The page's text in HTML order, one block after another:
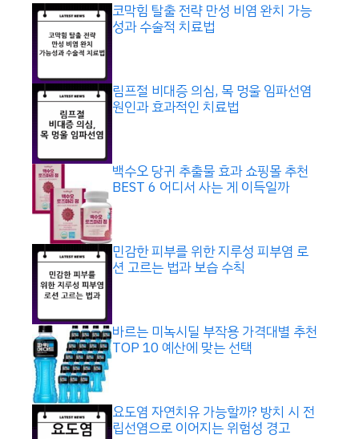
코막힘 탈출 전략 만성 비염 완치 가능
성과 수술적 치료법
림프절 비대증 의심, 목 멍울 임파선염
원인과 효과적인 치료법
백수오 당귀 추출물 효과 쇼핑몰 추천
BEST 6 어디서 사는 게 이득일까
민감한 피부를 위한 지루성 피부염 로
션 고르는 법과 보습 수칙
바르는 미녹시딜 부작용 가격대별 추천
TOP 10 예산에 맞는 선택
요도염 자연치유 가능할까? 방치 시 전
립선염으로 이어지는 위험성 경고